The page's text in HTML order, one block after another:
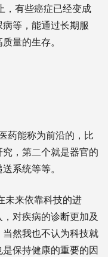
，有些癌症已经变成
等，能通过长期服
量的生存。
药能称为前沿的，比
，第二个就是器官的
系统等等。
未来依靠科技的进
对疾病的诊断更加及
然我也不认为科技就
保持健康的重要的因